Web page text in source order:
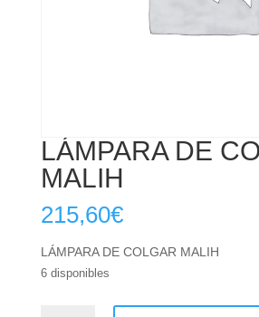
LÁMPARA DE
MALIH
215,60€
LÁMPARA DE COLGAR MALIH
6 disponibles